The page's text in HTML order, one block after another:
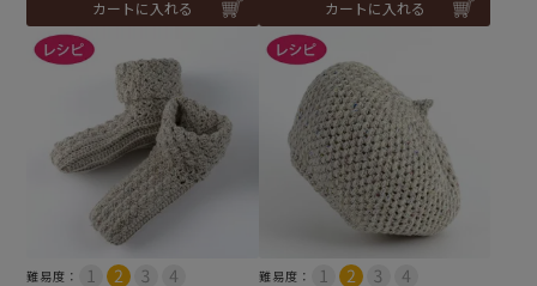
カートに入れる カートに入れる
難易度： 難易度：